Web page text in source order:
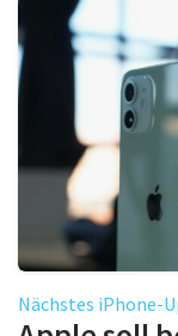
Nächstes iPhone-